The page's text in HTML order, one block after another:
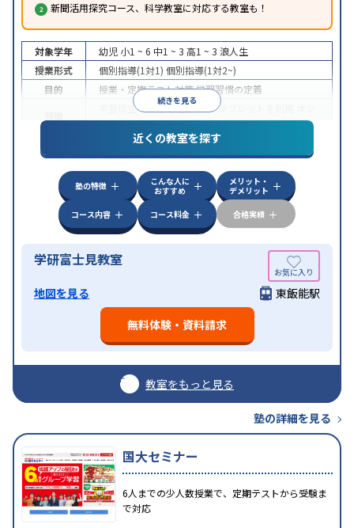
新聞活用探究コース、科学教室に対応する教室も！
続きを見る
対象学年 幼児 小1 ~ 6 中1 ~ 3 高1 ~ 3 浪人生
授業形式
個別指導(1対1) 個別指導(1対2~)
目的
授業・定期テスト対策学習習慣の定着
不登校生に対応学習にPC・タブレットを利用
ライン対応
近くの教室を探す
塾の特徴
こんな人に
おすすめ
メリット・
デメリット
コース内容
コース料金 合格実績
学研富士見教室
地図を見る
東飯能駅
無料体験・資料請求
教室をもっと見る
塾の詳細を見る
国大セミナー
6人までの少人数授業で、定期テストから受験ま
で対応